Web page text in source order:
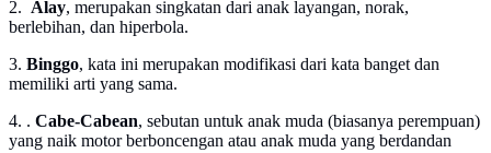
2. Alay, merupakan singkatan dari anak layangan, norak,
berlebihan, dan hiperbola.
3. Binggo, kata ini merupakan modifikasi dari kata banget dan
memiliki arti yang sama.
4. . Cabe-Cabean, sebutan untuk anak muda (biasanya perempuan)
yang naik motor berboncengan atau anak muda yang berdandan